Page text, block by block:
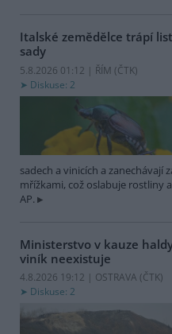
Italské zemědělce trápí
sady
5.8.2026 01:12 | ŘÍM (ČTK)
Diskuse: 2
sadech a vinicích a zanechávají
mřížkami, což oslabuje rostliny
AP.
Ministerstvo v kauze
viník neexistuje
4.8.2026 19:12 | OSTRAVA (ČTK)
Diskuse: 2